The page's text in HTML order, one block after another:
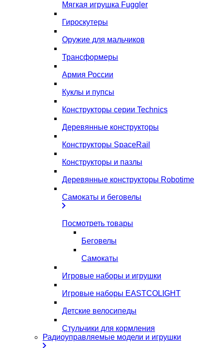
Мягкая игрушка Fuggler
Гироскутеры
Оружие для мальчиков
Трансформеры
Армия России
Куклы и пупсы
Конструкторы серии Technics
Деревянные конструкторы
Конструкторы SpaceRail
Конструкторы и пазлы
Деревянные конструкторы Robotime
Самокаты и беговелы
Посмотреть товары
Беговелы
Самокаты
Игровые наборы и игрушки
Игровые наборы EASTCOLIGHT
Детские велосипеды
Стульчики для кормления
Радиоуправляемые модели и игрушки